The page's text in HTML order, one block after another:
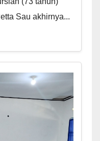
Sau akhirnya...